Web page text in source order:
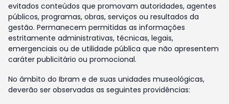
evitados conteúdos que promovam autoridades, agentes
públicos, programas, obras, serviços ou resultados da
gestão. Permanecem permitidas as informações
estritamente administrativas, técnicas, legais,
emergenciais ou de utilidade pública que não apresentem
caráter publicitário ou promocional.
No âmbito do Ibram e de suas unidades museológicas,
deverão ser observadas as seguintes providências: